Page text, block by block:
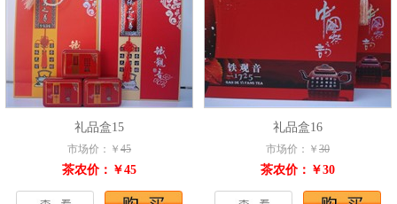
礼品盒15
市场价：￥ 45
茶农价：￥45
礼品盒16
市场价：￥ 30
茶农价：￥30